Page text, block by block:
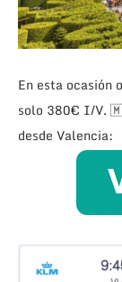
En esta ocasión
solo 380€ I/V.
desde Valencia: